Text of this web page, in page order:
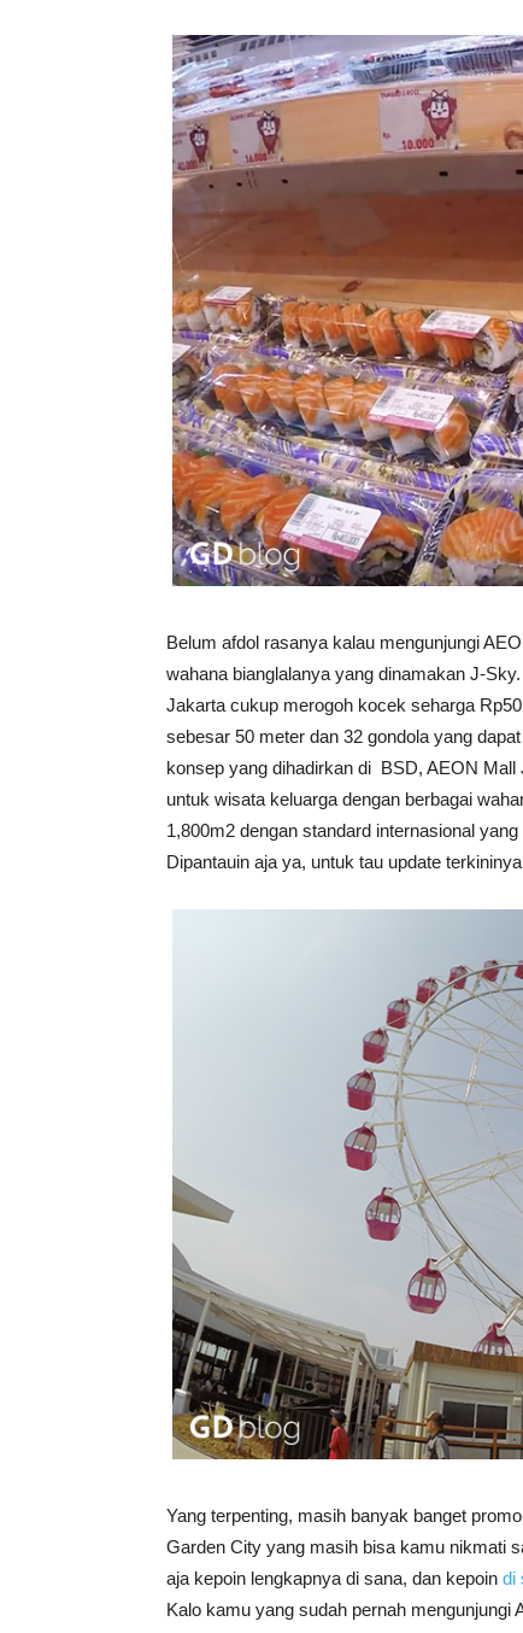
Belum afdol rasanya kalau mengunjungi
wahana bianglalanya yang dinamakan J-
Jakarta cukup merogoh kocek seharga
sebesar 50 meter dan 32 gondola yang
konsep yang dihadirkan di BSD, AEON
untuk wisata keluarga dengan berbagai
1,800m2 dengan standard internasional
Dipantauin aja ya, untuk tau update
Yang terpenting, masih banyak banget
Garden City yang masih bisa kamu nikmati
aja kepoin lengkapnya di sana, dan kepoin di
Kalo kamu yang sudah pernah